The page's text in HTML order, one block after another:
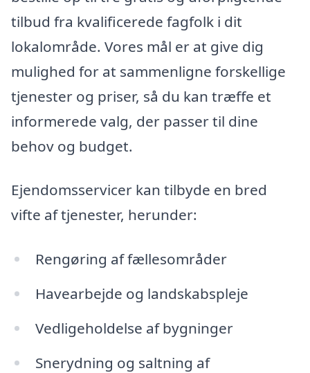
tilbud fra kvalificerede fagfolk i dit
lokalområde. Vores mål er at give dig
mulighed for at sammenligne forskellige
tjenester og priser, så du kan træffe et
informerede valg, der passer til dine
behov og budget.
Ejendomsservicer kan tilbyde en bred
vifte af tjenester, herunder:
Rengøring af fællesområder
Havearbejde og landskabspleje
Vedligeholdelse af bygninger
Snerydning og saltning af